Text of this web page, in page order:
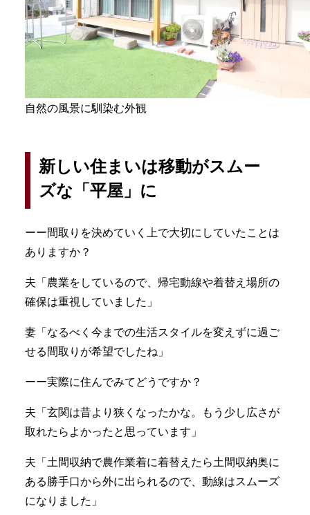
自然の風景に馴染む外観
新しい住まいは移動がスムー
ズな「平屋」に
ーー間取りを決めていく上で大切にしていたことは
ありますか？
夫「農業をしているので、帰宅動線や着替え場所の
確保は重視していました」
妻「なるべく今までの生活スタイルを変えずに過ご
せる間取りが希望でしたね」
ーー実際に住んでみてどうですか？
夫「玄関は昔より狭くなったかな。もう少し広さが
取れたらよかったと思っています」
夫「土間収納で農作業着に着替えたら土間収納奥に
ある勝手口から外に出られるので、動線はスムーズ
になりました」